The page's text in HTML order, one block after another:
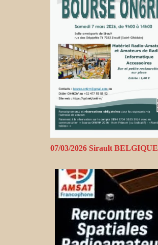
07/03/2026 Sirault BELGIQUE